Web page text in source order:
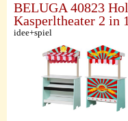
BELUGA 40823
Kasperltheater 2 in 1
idee+spiel